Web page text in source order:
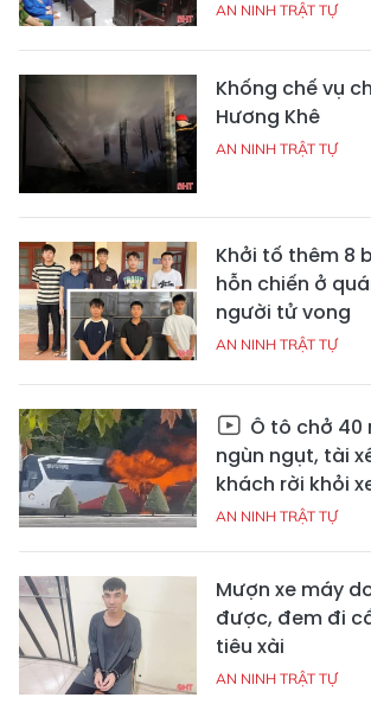
AN NINH TRẬT TỰ
Khống chế vụ
Hương Khê
AN NINH TRẬT TỰ
Khởi tố thêm 8
hỗn chiến ở
người tử vong
AN NINH TRẬT TỰ
Ô tô chở 40
ngùn ngụt, tài
khách rời khỏi
AN NINH TRẬT TỰ
Mượn xe máy
được, đem đi
tiêu xài
AN NINH TRẬT TỰ